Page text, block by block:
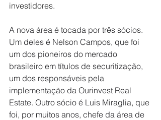
investidores.
A nova área é tocada por três sócios.
Um deles é Nelson Campos, que foi
um dos pioneiros do mercado
brasileiro em títulos de securitização,
um dos responsáveis pela
implementação da Ourinvest Real
Estate. Outro sócio é Luis Miraglia, que
foi, por muitos anos, chefe da área de